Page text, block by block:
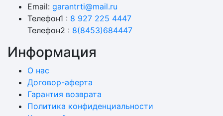
Email: garantrti@mail.ru
Телефон1 : 8 927 225 4447
Телефон2 : 8(8453)684447
Информация
О нас
Договор-аферта
Гарантия возврата
Политика конфиденциальности